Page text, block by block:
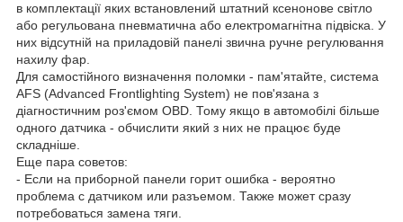
в комплектації яких встановлений штатний ксенонове світло
або регульована пневматична або електромагнітна підвіска. У
них відсутній на приладовій панелі звична ручне регулювання
нахилу фар.
Для самостійного визначення поломки - пам'ятайте, система
AFS (Advanced Frontlighting System) не пов'язана з
діагностичним роз'ємом OBD. Тому якщо в автомобілі більше
одного датчика - обчислити який з них не працює буде
складніше.
Еще пара советов:
- Если на приборной панели горит ошибка - вероятно
проблема с датчиком или разъемом. Также может сразу
потребоваться замена тяги.